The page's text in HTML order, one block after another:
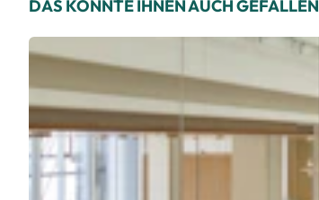
DAS KÖNNTE IHNEN AUCH GEFALLEN